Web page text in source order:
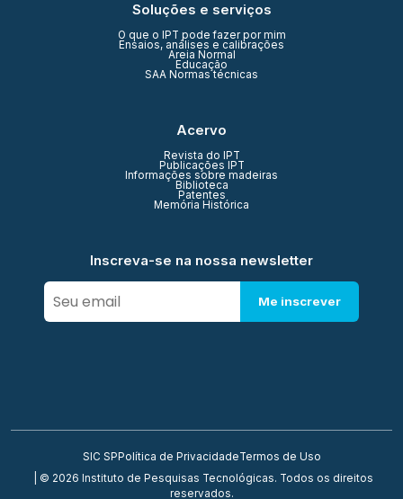
Soluções e serviços
O que o IPT pode fazer por mim
Ensaios, análises e calibrações
Areia Normal
Educação
SAA Normas técnicas
Acervo
Revista do IPT
Publicações IPT
Informações sobre madeiras
Biblioteca
Patentes
Memória Histórica
Inscreva-se na nossa newsletter
Me inscrever
SIC SP Política de PrivacidadeTermos de Uso
| © 2026 Instituto de Pesquisas Tecnológicas. Todos os direitos
reservados.